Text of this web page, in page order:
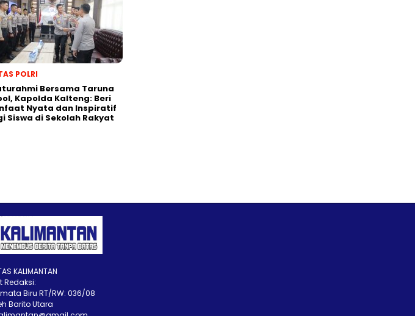
POLRI
Bersama Taruna
Kapolda Kalteng: Beri
Nyata dan Inspiratif
Siswa di Sekolah Rakyat
KALIMANTAN
Redaksi:
Biru RT/RW: 036/08
Barito Utara